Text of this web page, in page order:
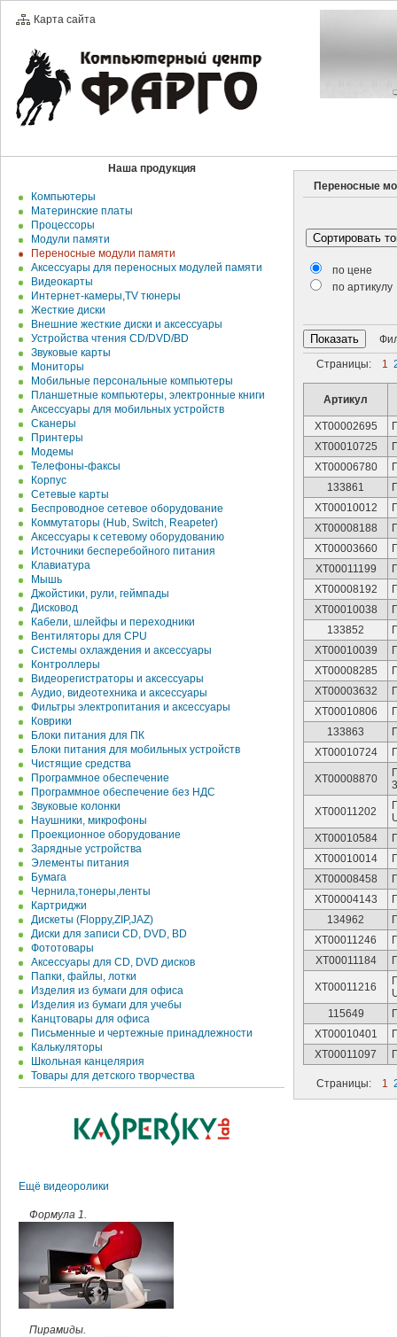
Карта сайта
Наша продукция
Компьютеры
Материнские платы
Процессоры
Модули памяти
Переносные модули памяти
Аксессуары для переносных модулей памяти
Видеокарты
Интернет-камеры,TV тюнеры
Жесткие диски
Внешние жесткие диски и аксесcуары
Устройства чтения CD/DVD/BD
Звуковые карты
Мониторы
Мобильные персональные компьютеры
Планшетные компьютеры, электронные книги
Аксессуары для мобильных устройств
Сканеры
Принтеры
Модемы
Телефоны-факсы
Корпус
Сетевые карты
Беспроводное сетевое оборудование
Коммутаторы (Hub, Switch, Reapeter)
Аксессуары к сетевому оборудованию
Источники бесперебойного питания
Клавиатура
Мышь
Джойстики, рули, геймпады
Дисковод
Кабели, шлейфы и переходники
Вентиляторы для CPU
Системы охлаждения и аксессуары
Контроллеры
Видеорегистраторы и аксессуары
Аудио, видеотехника и аксессуары
Фильтры электропитания и аксессуары
Коврики
Блоки питания для ПК
Блоки питания для мобильных устройств
Чистящие средства
Программное обеспечение
Программное обеспечение без НДС
Звуковые колонки
Наушники, микрофоны
Проекционное оборудование
Зарядные устройства
Элементы питания
Бумага
Чернила,тонеры,ленты
Картриджи
Дискеты (Floppy,ZIP,JAZ)
Диски для записи CD, DVD, BD
Фототовары
Аксессуары для CD, DVD дисков
Папки, файлы, лотки
Изделия из бумаги для офиса
Изделия из бумаги для учебы
Канцтовары для офиса
Письменные и чертежные принадлежности
Калькуляторы
Школьная канцелярия
Товары для детского творчества
Ещё видеоролики
Формула 1.
Пирамиды.
Переносные
по цене
по артикулу
Страницы: 1
Артикул
XT00002695
XT00010725
XT00006780
133861
XT00010012
XT00008188
XT00003660
XT00011199
XT00008192
XT00010038
133852
XT00010039
XT00008285
XT00003632
XT00010806
133863
XT00010724
XT00008870
XT00011202
XT00010584
XT00010014
XT00008458
XT00004143
134962
XT00011246
XT00011184
XT00011216
115649
XT00010401
XT00011097
Страницы: 1